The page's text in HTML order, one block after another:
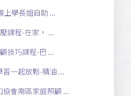
上學長姐自助 ...
課程-在家， ...
技巧課程-巴 ...
習一起放鬆-精油 ...
會南區家庭照顧 ...